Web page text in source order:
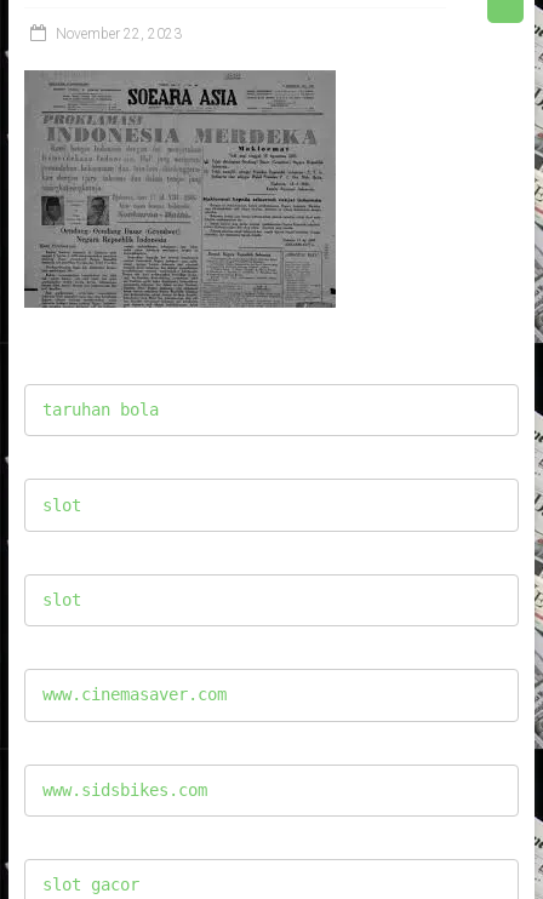
November 22, 2023
taruhan bola
slot
slot
www.cinemasaver.com
www.sidsbikes.com
slot gacor